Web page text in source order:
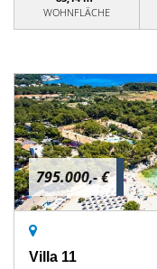
WOHNFLÄCHE
795.000,- €
Villa 11